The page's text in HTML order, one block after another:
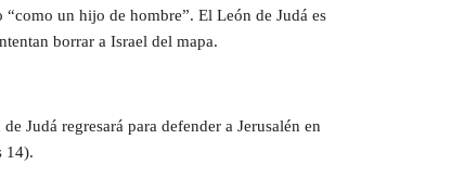
un hijo de hombre”. El León de Judá es
borrar a Israel del mapa.
Judá regresará para defender a Jerusalén en
14).